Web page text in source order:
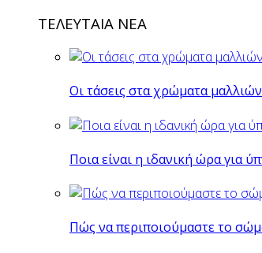
ΤΕΛΕΥΤΑΙΑ ΝΕΑ
Οι τάσεις στα χρώματα
Ποια είναι η ιδανική ώρα για
Πώς να περιποιούμαστε το